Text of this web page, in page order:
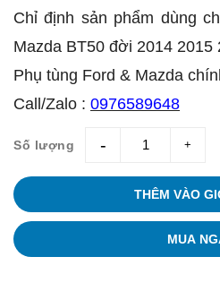
Chỉ định sản phẩm dùng
Mazda BT50 đời 2014 2015
Phụ tùng Ford & Mazda
Call/Zalo : 0976589648
Số lượng giam tang
THÊM VÀO
MUA